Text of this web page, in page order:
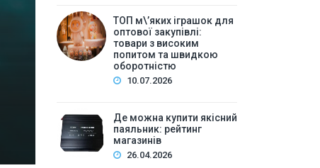
ТОП м\’яких іграшок для
високим попитом
Зміст:Історія попиту на м\’які іграшки: від
оптової закупівлі у 2026 роціKalibri — лідер за
ТОП м\’яких іграшок для
оптової закупівлі:
товари з високим
попитом та швидкою
оборотністю
10.07.2026
Де можна купити якісний
паяльник: рейтинг
магазинів
26.04.2026